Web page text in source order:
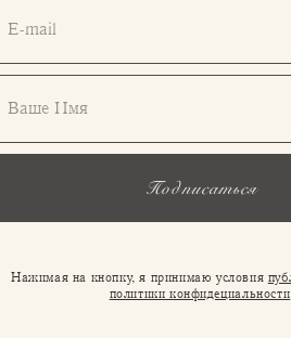
E-mail
Ваше Имя
Подписаться
Нажимая на кнопку, я принимаю условия
политики конфидециальности